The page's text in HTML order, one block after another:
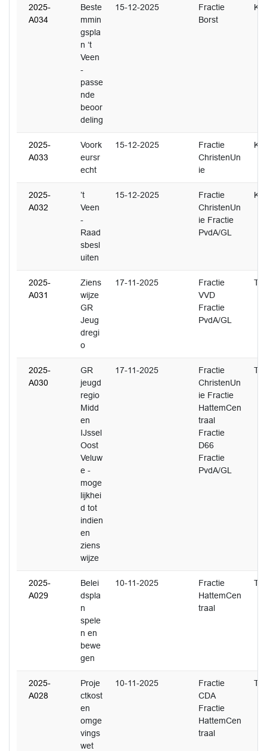
2025-
A034
Beste
mmin
gspla
n ‘t
Veen
-
passe
nde
beoor
deling
15-12-2025
Fractie
Borst
K.
2025-
A033
Voork
eursr
echt
15-12-2025
Fractie
ChristenUn
ie
K.
2025-
A032
’t
Veen
-
Raad
sbesl
uiten
15-12-2025
Fractie
ChristenUn
ie Fractie
PvdA/GL
K.
2025-
A031
Ziens
wijze
GR
Jeug
dregi
o
17-11-2025
Fractie
VVD
Fractie
PvdA/GL
T.
2025-
A030
GR
jeugd
regio
Midd
en
IJssel
Oost
Veluw
e -
moge
lijkhei
d tot
indien
en
ziens
wijze
17-11-2025
Fractie
ChristenUn
ie Fractie
HattemCen
traal
Fractie
D66
Fractie
PvdA/GL
T.
2025-
A029
Belei
dspla
n
spele
n en
bewe
gen
10-11-2025
Fractie
HattemCen
traal
T.
2025-
A028
Proje
ctkost
en
omge
vings
wet
10-11-2025
Fractie
CDA
Fractie
HattemCen
traal
T.